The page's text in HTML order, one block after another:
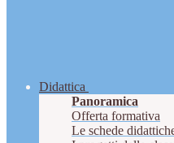
Didattica
Panoramica
Offerta formativa
Le schede